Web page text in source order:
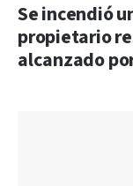
Se incendió
propietario
alcanzado